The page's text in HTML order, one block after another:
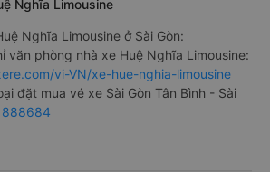
Nghĩa Limousine
Nghĩa Limousine ở Sài Gòn:
văn phòng nhà xe Huệ Nghĩa Limousine:
vi-VN/xe-hue-nghia-limousine
đặt mua vé xe Sài Gòn Tân Bình - Sài
888684